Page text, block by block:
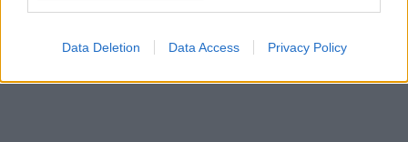
Data Deletion Data Access Privacy Policy